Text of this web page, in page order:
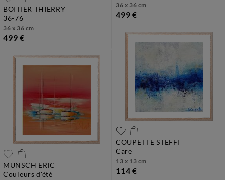
BOITIER THIERRY
36-76
36 x 36 cm
499 €
36 x 36 cm
499 €
MUNSCH ERIC
couleurs d'été
COUPETTE STEFFI
care
13 x 13 cm
114 €